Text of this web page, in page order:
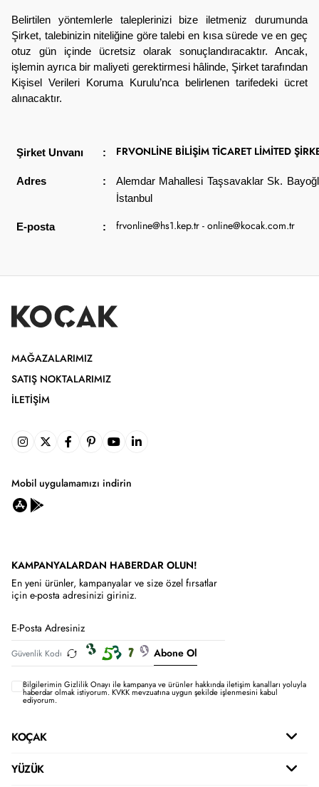
Belirtilen yöntemlerle taleplerinizi bize iletmeniz durumunda
Şirket, talebinizin niteliğine göre talebi en kısa sürede ve en geç
otuz gün içinde ücretsiz olarak sonuçlandıracaktır. Ancak,
işlemin ayrıca bir maliyeti gerektirmesi hâlinde, Şirket tarafından
Kişisel Verileri Koruma Kurulu’nca belirlenen tarifedeki ücret
alınacaktır.
Şirket Unvanı : FRVONLİNE BİLİŞİM TİCARET LİMİTED
Adres :
Alemdar Mahallesi Taşsavaklar Sk.
İstanbul
E-posta : frvonline@hs1.kep.tr - online@kocak.com.tr
MAĞAZALARIMIZ
SATIŞ NOKTALARIMIZ
İLETIŞIM
Mobil uygulamamızı indirin
KAMPANYALARDAN HABERDAR OLUN!
En yeni ürünler, kampanyalar ve size özel fırsatlar
için e-posta adresinizi giriniz.
Abone Ol
Bilgilerimin Gizlilik Onayı ile kampanya ve ürünler hakkında iletişim kanalları yoluyla
haberdar olmak istiyorum.KVKK mevzuatına uygun şekilde işlenmesini kabul
ediyorum.
KOÇAK
YÜZÜK